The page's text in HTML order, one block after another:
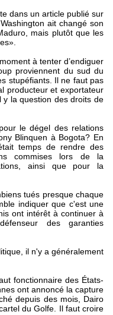
dans un article publié sur
ait changé son
mais plutôt que les
à tenter d’endiguer
proviennent du sud du
stupéfiants. Il ne faut pas
producteur et exportateur
y la question des droits de
le dégel des relations
Blinquen à Bogota? En
temps de rendre des
commises lors de la
ainsi que pour la
tués presque chaque
indiquer que c'est une
ont intérêt à continuer à
des garanties
il n'y a généralement
fonctionnaire des États-
ont annoncé la capture
depuis des mois, Dairo
du Golfe. Il faut croire